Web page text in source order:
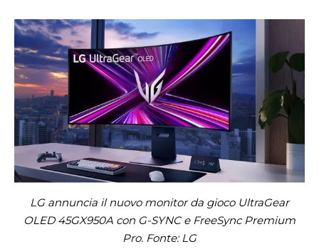
LG annuncia il nuovo monitor da gioco UltraGear
OLED 45GX950A con G-SYNC e FreeSync Premium
Pro. Fonte: LG